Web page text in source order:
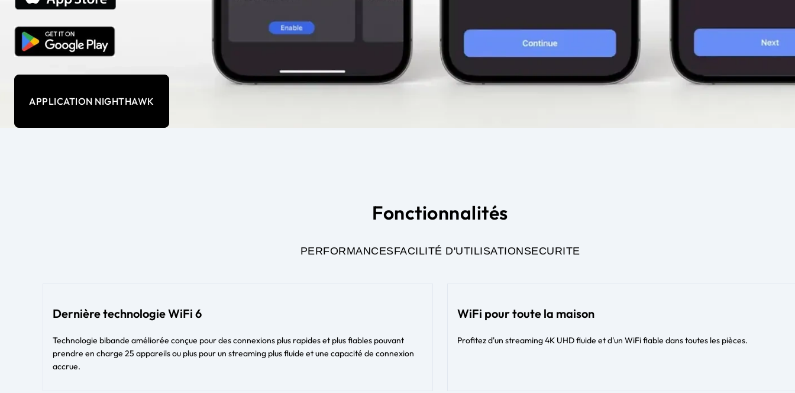
APPLICATION NIGHTHAWK
Fonctionnalités
PERFORMANCESFACILITÉ D'UTILISATIONSECURITE
Dernière technologie WiFi 6
Technologie bibande améliorée conçue pour des connexions plus rapides et plus fiables pouvant
prendre en charge 25 appareils ou plus pour un streaming plus fluide et une capacité de connexion
accrue.
WiFi pour toute la maison
Profitez d'un streaming 4K UHD fluide et d'un WiFi fiable dans toutes les pièces.